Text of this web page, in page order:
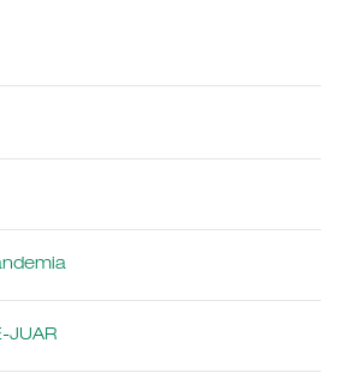
JUAR